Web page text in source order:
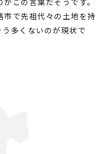
市で先祖代々の土地を持
多くないのが現状で